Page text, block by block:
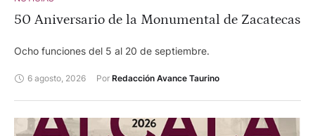
50 Aniversario de la Monumental de Zacatecas
Ocho funciones del 5 al 20 de septiembre.
6 agosto, 2026 Por Redacción Avance Taurino